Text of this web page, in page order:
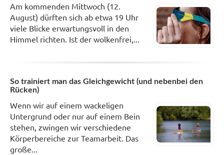
Am kommenden Mittwoch (12.
August) dürften sich ab etwa 19 Uhr
viele Blicke erwartungsvoll in den
Himmel richten. Ist der wolkenfrei,...
So trainiert man das Gleichgewicht (und nebenbei den
Rücken)
Wenn wir auf einem wackeligen
Untergrund oder nur auf einem Bein
stehen, zwingen wir verschiedene
Körperbereiche zur Teamarbeit. Das
große...